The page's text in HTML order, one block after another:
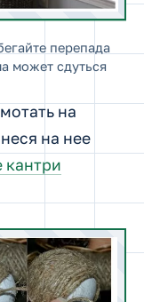
перепада
может сдуться
на
на нее
кантри